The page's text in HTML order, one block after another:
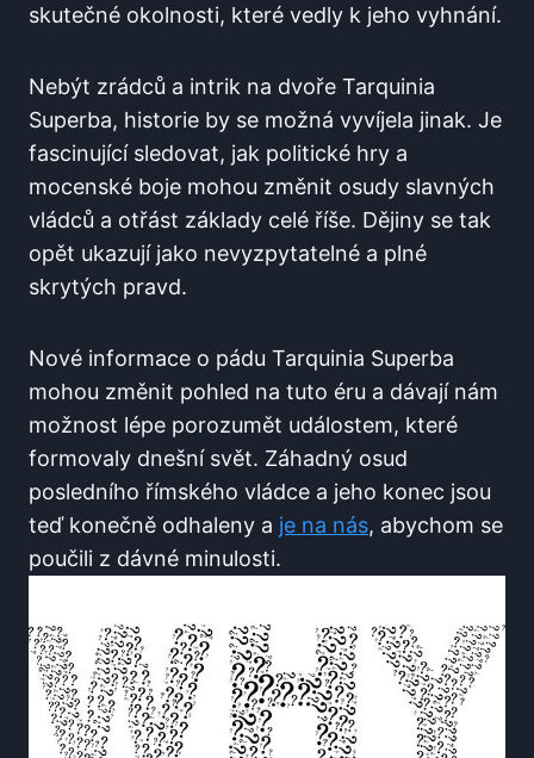
skutečné okolnosti, které vedly k jeho vyhnání.
Nebýt zrádců a intrik na dvoře Tarquinia
Superba, historie by se možná vyvíjela jinak. Je
fascinující sledovat, jak politické hry a
mocenské boje mohou změnit osudy slavných
vládců a otřást základy celé říše. Dějiny se tak
opět ukazují jako nevyzpytatelné a plné
skrytých pravd.
Nové informace o pádu Tarquinia Superba
mohou změnit pohled na tuto éru a dávají nám
možnost lépe porozumět událostem, které
formovaly dnešní svět. Záhadný osud
posledního římského vládce a jeho konec jsou
teď konečně odhaleny a je na nás, abychom se
poučili z dávné minulosti.